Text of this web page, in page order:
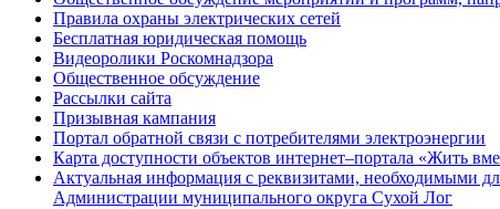
Правила охраны электрических сетей
Бесплатная юридическая помощь
Видеоролики Роскомнадзора
Общественное обсуждение
Рассылки сайта
Призывная кампания
Портал обратной связи с потребителями электроэнергии
Карта доступности объектов интернет–портала «Жить
Актуальная информация с реквизитами, необходимыми
Администрации муниципального округа Сухой Лог